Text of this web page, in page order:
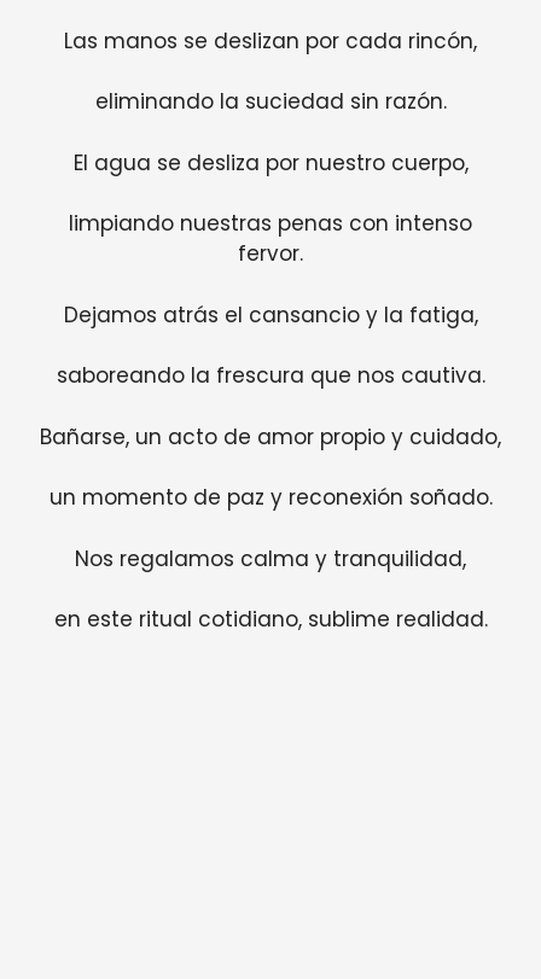
Las manos se deslizan por cada rincón,
eliminando la suciedad sin razón.
El agua se desliza por nuestro cuerpo,
limpiando nuestras penas con intenso
fervor.
Dejamos atrás el cansancio y la fatiga,
saboreando la frescura que nos cautiva.
Bañarse, un acto de amor propio y cuidado,
un momento de paz y reconexión soñado.
Nos regalamos calma y tranquilidad,
en este ritual cotidiano, sublime realidad.